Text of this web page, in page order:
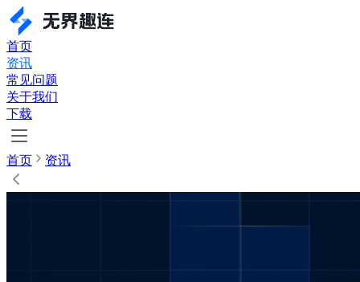
首页
资讯
常见问题
关于我们
下载
首页 资讯